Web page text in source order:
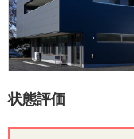
状態評価